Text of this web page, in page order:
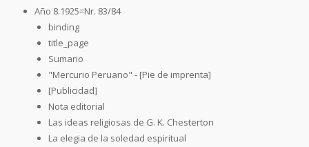
Año 8.1925=Nr. 83/84
binding
title_page
Sumario
"Mercurio Peruano" - [Pie de imprenta]
[Publicidad]
Nota editorial
Las ideas religiosas de G. K. Chesterton
La elegia de la soledad espiritual